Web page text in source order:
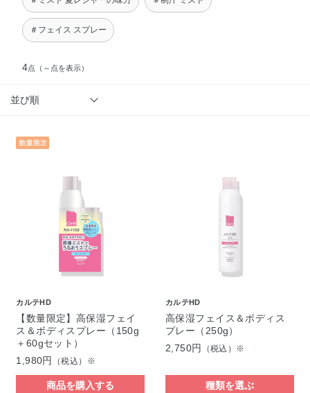
＃フェイス スプレー
4点 （～点を表示）
並び順
カルテHD
【数量限定】高保湿フェイ
ス＆ボディスプレー（150g
＋60gセット）
1,980円
（税込）※
商品を購入する
カルテHD
高保湿フェイス＆ボディス
プレー（250g）
2,750円
（税込）※
種類を選ぶ